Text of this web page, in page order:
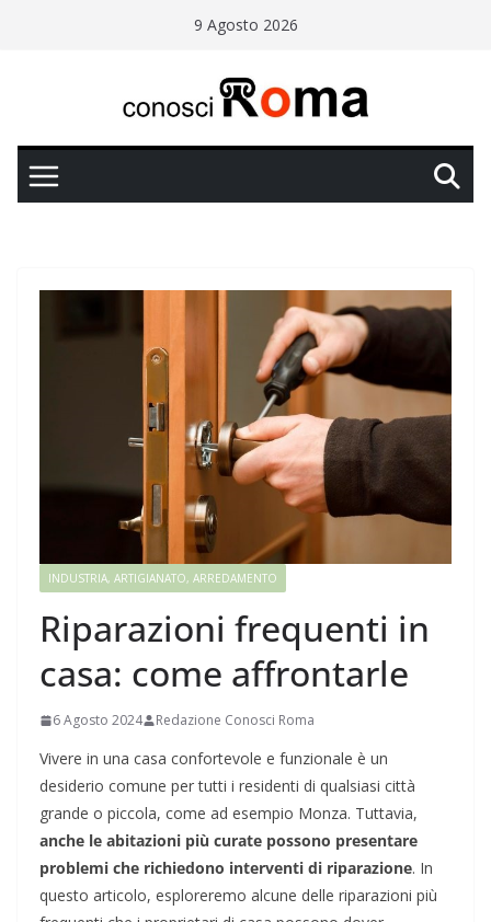
9 Agosto 2026
INDUSTRIA, ARTIGIANATO, ARREDAMENTO
Riparazioni frequenti in
casa: come affrontarle
6 Agosto 2024 Redazione Conosci Roma
Vivere in una casa confortevole e funzionale è un
desiderio comune per tutti i residenti di qualsiasi città
grande o piccola, come ad esempio Monza. Tuttavia,
anche le abitazioni più curate possono presentare
problemi che richiedono interventi di riparazione. In
questo articolo, esploreremo alcune delle riparazioni più